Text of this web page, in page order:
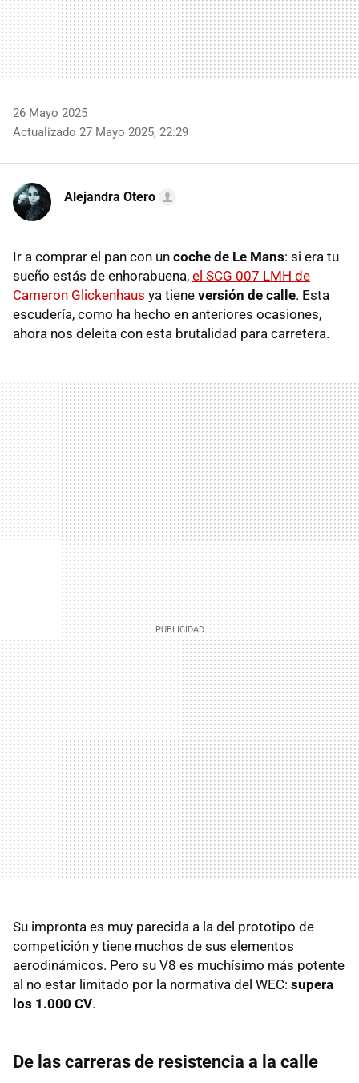
26 Mayo 2025
Actualizado 27 Mayo 2025, 22:29
Alejandra Otero
Ir a comprar el pan con un coche de Le Mans: si era tu
sueño estás de enhorabuena, el SCG 007 LMH de
Cameron Glickenhaus ya tiene versión de calle. Esta
escudería, como ha hecho en anteriores ocasiones,
ahora nos deleita con esta brutalidad para carretera.
Su impronta es muy parecida a la del prototipo de
competición y tiene muchos de sus elementos
aerodinámicos. Pero su V8 es muchísimo más potente
al no estar limitado por la normativa del WEC: supera
los 1.000 CV.
De las carreras de resistencia a la calle